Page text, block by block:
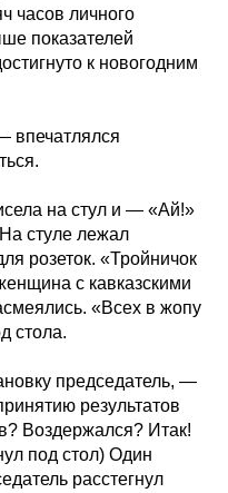
часов личного
показателей
к новогодним
впечатлялся
на стул и — «Ай!»
стуле лежал
розеток. «Тройничок
с кавказскими
«Всех в жопу
стола.
председатель, —
результатов
Воздержался? Итак!
под стол) Один
расстегнул